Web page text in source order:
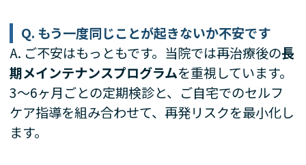
Q. もう一度同じことが起きないか不安です
A. ご不安はもっともです。当院では再治療後の長
期メインテナンスプログラムを重視しています。
3〜6ヶ月ごとの定期検診と、ご自宅でのセルフ
ケア指導を組み合わせて、再発リスクを最小化し
ます。